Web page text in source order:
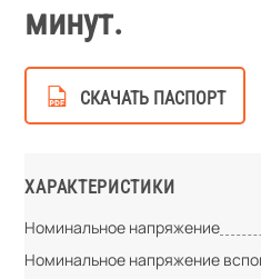
минут.
СКАЧАТЬ ПАСПОРТ
ХАРАКТЕРИСТИКИ
Номинальное напряжение
Номинальное напряжение